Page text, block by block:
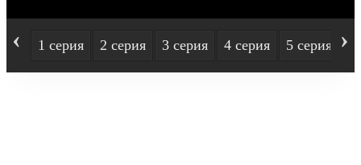
‹ 1 серия 2 серия 3 серия 4 серия 5 серия ›